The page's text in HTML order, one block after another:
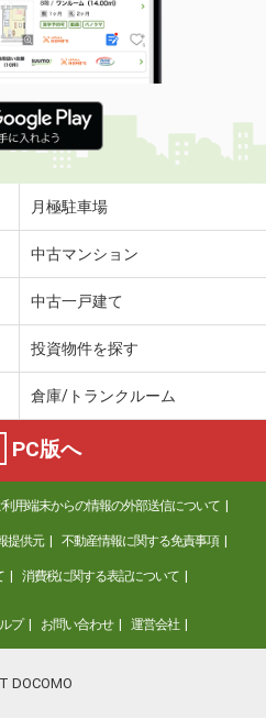
月極駐車場
中古マンション
中古一戸建て
投資物件を探す
倉庫/トランクルーム
PC版へ
用端末からの情報の外部送信について
提供元 不動産情報に関する免責事項
消費税に関する表記について
プ お問い合わせ 運営会社
DOCOMO